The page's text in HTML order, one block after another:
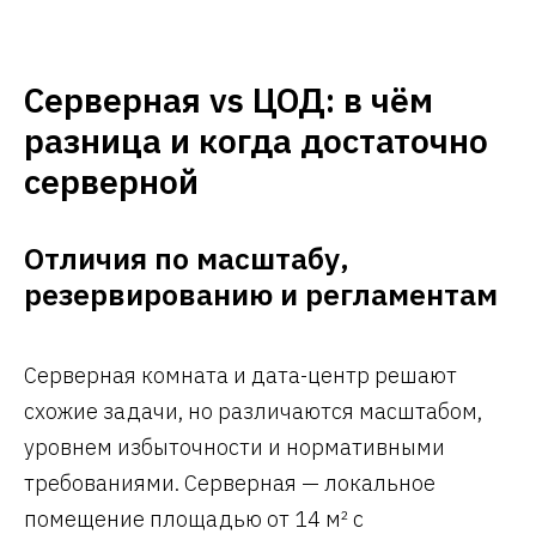
Серверная vs ЦОД: в чём
разница и когда достаточно
серверной
Отличия по масштабу,
резервированию и регламентам
Серверная комната и дата-центр решают
схожие задачи, но различаются масштабом,
уровнем избыточности и нормативными
требованиями. Серверная — локальное
помещение площадью от 14 м² с